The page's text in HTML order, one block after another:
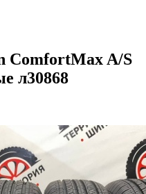
ComfortMax A/S
л30868